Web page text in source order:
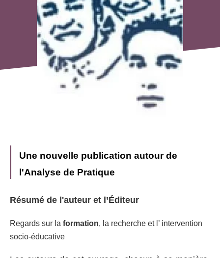
Une nouvelle publication autour de
l'Analyse de Pratique
Résumé de l'auteur et l’Éditeur
Regards sur la formation, la recherche et l’ intervention
socio-éducative